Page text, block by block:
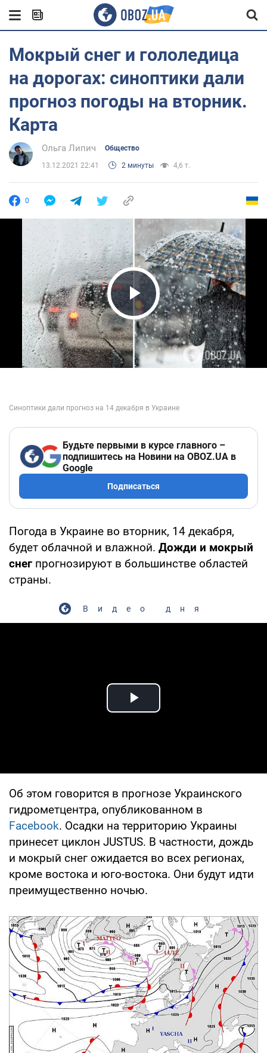
Мокрый снег и гололедица
на дорогах: синоптики дали
прогноз погоды на вторник.
Карта
Ольга Липич Общество
13.12.2021 22:41 2 минуты 4,6 т.
0
Play Video
Будьте первыми в курсе главного –
подпишитесь на Новини на OBOZ.UA в
Google
Подписаться
Погода в Украине во вторник, 14 декабря,
будет облачной и влажной. Дожди и мокрый
снег прогнозируют в большинстве областей
страны.
Видео дня
Play Video
Об этом говорится в прогнозе Украинского
гидрометцентра, опубликованном в
Facebook. Осадки на территорию Украины
принесет циклон JUSTUS. В частности, дождь
и мокрый снег ожидается во всех регионах,
кроме востока и юго-востока. Они будут идти
преимущественно ночью.